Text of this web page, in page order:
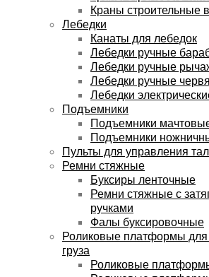
Краны строительные
Лебедки
Канаты для лебедок
Лебедки ручные
Лебедки ручные
Лебедки ручные
Лебедки
Подъемники
Подъемники
Подъемники
Пульты для управления
Ремни стяжные
Буксиры ленточные
Ремни стяжные с
ручками
Фалы буксировочные
Роликовые платформы
груза
Роликовые